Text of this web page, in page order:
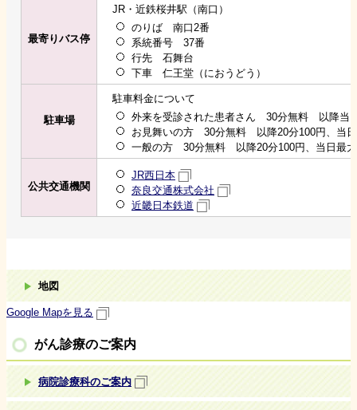
最寄りバス停
JR・近鉄桜井駅（南口）
のりば 南口2番
系統番号 37番
行先 石舞台
下車 仁王堂（におうどう）
駐車場
駐車料金について
外来を受診された患者さん 30分無料 以降当
お見舞いの方 30分無料 以降20分100円、当
一般の方 30分無料 以降20分100円、当日最
公共交通機関
JR西日本
奈良交通株式会社
近畿日本鉄道
地図
Google Mapを見る
がん診療のご案内
病院診療科のご案内